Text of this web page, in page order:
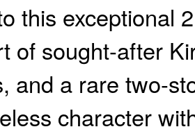
this exceptional
of sought-after
and a rare two-
character